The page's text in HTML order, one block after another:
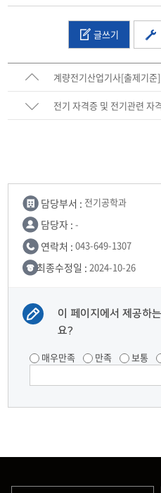
글쓰기
계량전기산업기사[출제기준]
전기 자격증 및 전기관련 자
담당부서 : 전기공학과
담당자 : -
연락처 : 043-649-1307
최종수정일 : 2024-10-26
이 페이지에서 제공하
요?
매우만족 만족 보통